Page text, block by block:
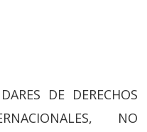
DE DERECHOS
NO